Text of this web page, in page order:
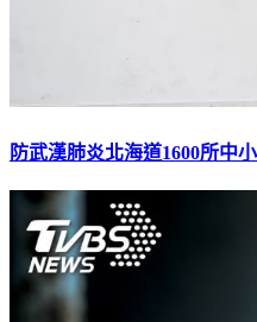
防武漢肺炎北海道1600所中